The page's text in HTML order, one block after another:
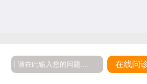
在线问